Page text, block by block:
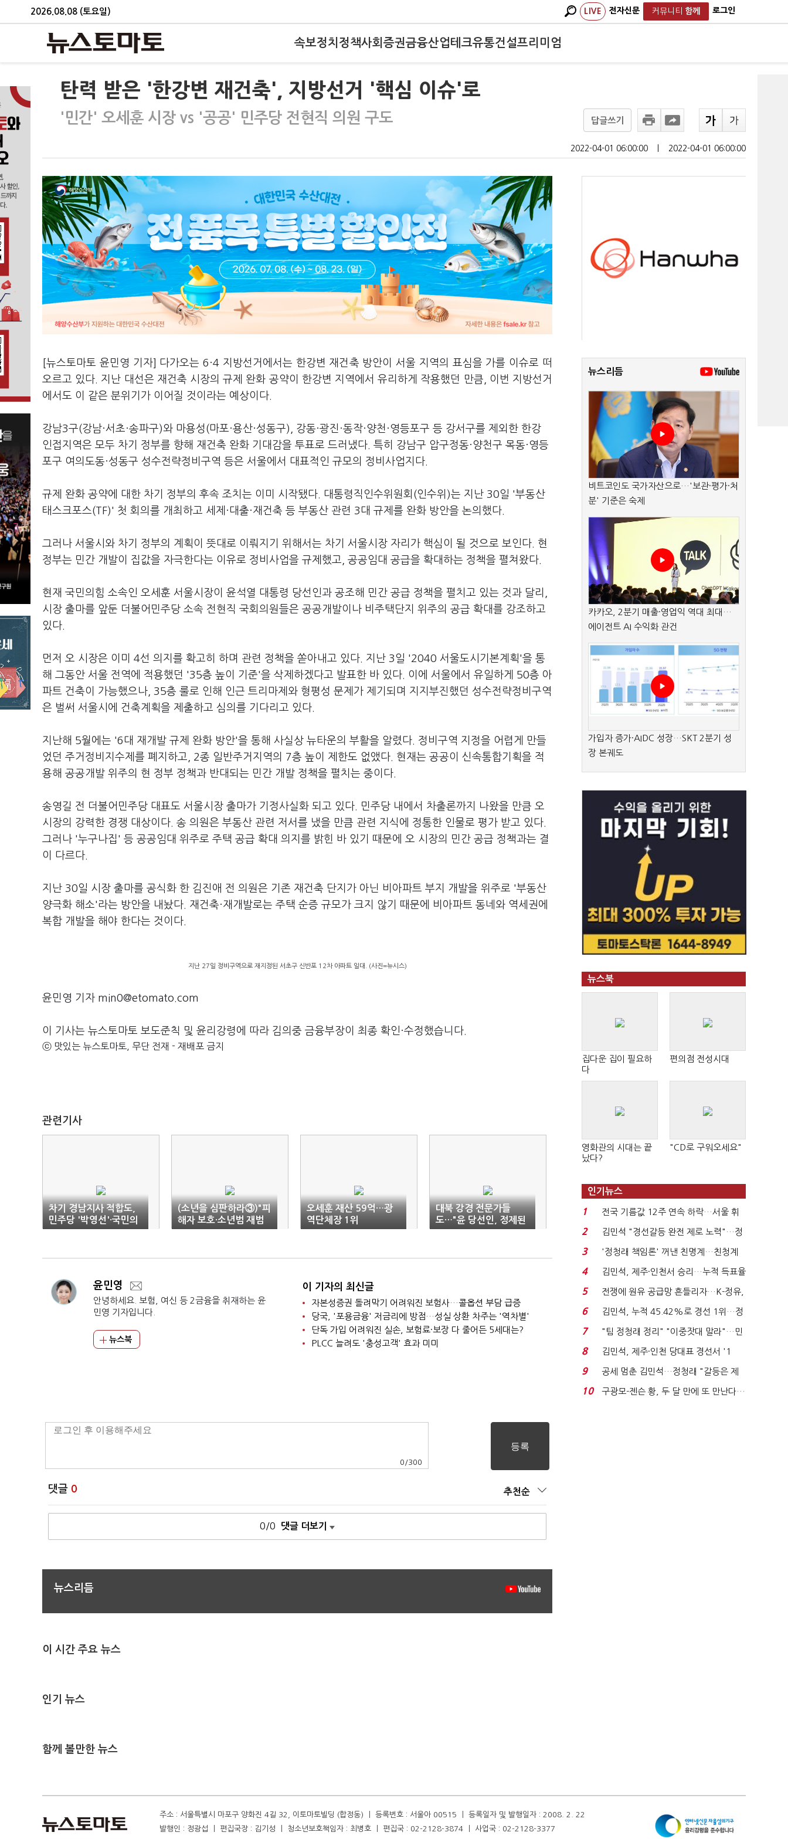
2026.08.08 (토요일) LIVE 전자신문 커뮤니티 함께 로그인
속보정치 정책사회 증권금융산업테크유통건설프리미엄
탄력 받은 '한강변 재건축', 지방선거 '핵심 이슈'로
'민간' 오세훈 시장 vs '공공' 민주당 전현직 의원 구도 답글쓰기
2022-04-01 06:00:00 2022-04-01 06:00:00
[뉴스토마토 윤민영 기자] 다가오는 6·4 지방선거에서는 한강변 재건축 방안이 서울 지역의 표심을 가를 이슈로 떠
오르고 있다. 지난 대선은 재건축 시장의 규제 완화 공약이 한강변 지역에서 유리하게 작용했던 만큼, 이번 지방선거
에서도 이 같은 분위기가 이어질 것이라는 예상이다.
강남3구(강남·서초·송파구)와 마용성(마포·용산·성동구), 강동·광진·동작·양천·영등포구 등 강서구를 제외한 한강
인접지역은 모두 차기 정부를 향해 재건축 완화 기대감을 투표로 드러냈다. 특히 강남구 압구정동·양천구 목동·영등
포구 여의도동·성동구 성수전략정비구역 등은 서울에서 대표적인 규모의 정비사업지다.
규제 완화 공약에 대한 차기 정부의 후속 조치는 이미 시작됐다. 대통령직인수위원회(인수위)는 지난 30일 '부동산
태스크포스(TF)' 첫 회의를 개최하고 세제·대출·재건축 등 부동산 관련 3대 규제를 완화 방안을 논의했다.
그러나 서울시와 차기 정부의 계획이 뜻대로 이뤄지기 위해서는 차기 서울시장 자리가 핵심이 될 것으로 보인다. 현
정부는 민간 개발이 집값을 자극한다는 이유로 정비사업을 규제했고, 공공임대 공급을 확대하는 정책을 펼쳐왔다.
현재 국민의힘 소속인 오세훈 서울시장이 윤석열 대통령 당선인과 공조해 민간 공급 정책을 펼치고 있는 것과 달리,
시장 출마를 앞둔 더불어민주당 소속 전현직 국회의원들은 공공개발이나 비주택단지 위주의 공급 확대를 강조하고
있다.
먼저 오 시장은 이미 4선 의지를 확고히 하며 관련 정책을 쏟아내고 있다. 지난 3일 '2040 서울도시기본계획'을 통
해 그동안 서울 전역에 적용했던 '35층 높이 기준'을 삭제하겠다고 발표한 바 있다. 이에 서울에서 유일하게 50층 아
파트 건축이 가능했으나, 35층 룰로 인해 인근 트리마제와 형평성 문제가 제기되며 지지부진했던 성수전략정비구역
은 벌써 서울시에 건축계획을 제출하고 심의를 기다리고 있다.
지난해 5월에는 '6대 재개발 규제 완화 방안'을 통해 사실상 뉴타운의 부활을 알렸다. 정비구역 지정을 어렵게 만들
었던 주거정비지수제를 폐지하고, 2종 일반주거지역의 7층 높이 제한도 없앴다. 현재는 공공이 신속통합기획을 적
용해 공공개발 위주의 현 정부 정책과 반대되는 민간 개발 정책을 펼치는 중이다.
송영길 전 더불어민주당 대표도 서울시장 출마가 기정사실화 되고 있다. 민주당 내에서 차출론까지 나왔을 만큼 오
시장의 강력한 경쟁 대상이다. 송 의원은 부동산 관련 저서를 냈을 만큼 관련 지식에 정통한 인물로 평가 받고 있다.
그러나 '누구나집' 등 공공임대 위주로 주택 공급 확대 의지를 밝힌 바 있기 때문에 오 시장의 민간 공급 정책과는 결
이 다르다.
지난 30일 시장 출마를 공식화 한 김진애 전 의원은 기존 재건축 단지가 아닌 비아파트 부지 개발을 위주로 '부동산
양극화 해소'라는 방안을 내놨다. 재건축·재개발로는 주택 순증 규모가 크지 않기 때문에 비아파트 동네와 역세권에
복합 개발을 해야 한다는 것이다.
지난 27일 정비구역으로 재지정된 서초구 신반포 12차 아파트 일대. (사진=뉴시스)
윤민영 기자 min0@etomato.com
이 기사는 뉴스토마토 보도준칙 및 윤리강령에 따라 김의중 금융부장이 최종 확인·수정했습니다.
ⓒ 맛있는 뉴스토마토, 무단 전재 - 재배포 금지
관련기사
차기 경남지사 적합도,
민주당 '박영선'·국민의
힘 '김태호' 1위
(소년을 심판하라③)"피
해자 보호·소년범 재범
방지책 필요"
오세훈 재산 59억…광
역단체장 1위
대북 강경 전문가들
도…"윤 당선인, 정제된
메시지로 핵문제 관리해
윤민영
안녕하세요. 보험, 여신 등 2금융을 취재하는 윤
민영 기자입니다.
뉴스북
이 기자의 최신글
자본성증권 돌려막기 어려워진 보험사…콜옵션 부담 급증
당국, '포용금융' 저금리에 방점…성실 상환 차주는 '역차별'
단독 가입 어려워진 실손, 보험료·보장 다 줄어든 5세대는?
PLCC 늘려도 '충성고객' 효과 미미
0 /300
댓글 0 추천순
0/0 댓글 더보기
뉴스리듬
이 시간 주요 뉴스
인기 뉴스
함께 볼만한 뉴스
뉴스리듬
비트코인도 국가자산으로…'보관·평가·처
분' 기준은 숙제
카카오, 2분기 매출·영업익 역대 최대…
에이전트 AI 수익화 관건
가입자 증가·AIDC 성장…SKT 2분기 성
장 본궤도
뉴스북
집다운 집이 필요하
다
편의점 전성시대
영화관의 시대는 끝
났다?
"CD로 구워오세요"
인기뉴스
1
전국 기름값 12주 연속 하락…서울 휘
발윳값 1909원...
2
김민석 "경선갈등 완전 제로 노력"…정
청래 "반명 공세 사...
3
'정청래 책임론' 꺼낸 친명계…친청계
는 추가투표 때리기...
4
김민석, 제주·인천서 승리…누적 득표율
'1위 탈환'(종합)...
5
전쟁에 원유 공급망 흔들리자…K-정유,
에너지안보 핵심...
6
김민석, 누적 45.42%로 경선 1위…정
청래와 격차 0.86%p(...
7
"팀 정청래 정리" "이중잣대 말라"…민
주 최고위원 계파 다...
8
김민석, 제주·인천 당대표 경선서 '1
위'(1보)...
9
공세 멈춘 김민석…정청래 "갈등은 제
가 수습"
10
구광모-젠슨 황, 두 달 만에 또 만난다…
주소 : 서울특별시 마포구 양화진 4길 32, 이토마토빌딩 (합정동) ㅣ 등록번호 : 서울아 00515 ㅣ 등록일자 및 발행일자 : 2008. 2. 22
발행인 : 정광섭 ㅣ 편집국장 : 김기성 ㅣ 청소년보호책임자 : 최병호 ㅣ 편집국 : 02-2128-3874 ㅣ 사업국 : 02-2128-3377